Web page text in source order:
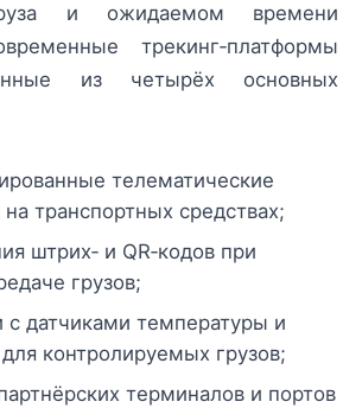
и ожидаемом времени
трекинг‑платформы
из четырёх основных
телематические
на транспортных средствах;
штрих‑ и QR‑кодов при
грузов;
с датчиками температуры и
контролируемых грузов;
терминалов и портов